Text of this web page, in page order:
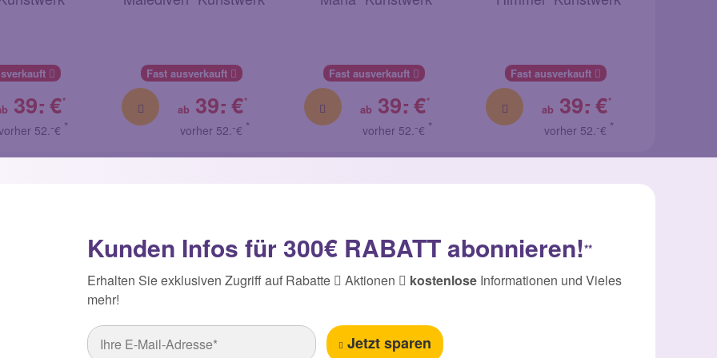
39.
- €
*
52.-€ *
Fast ausverkauft
ab 39.
- €*
vorher 52.-€ *
Fast ausverkauft
ab 39.
- €
*
vorher 52.-€ *
Fast ausverkauft
ab 39.
- €*
vorher 52.-€ *
Kunden Infos für 300€ RABATT abonnieren!**
Erhalten Sie exklusiven Zugriff auf Rabatte Aktionen kostenlose Informationen und Vieles
mehr!
Jetzt sparen